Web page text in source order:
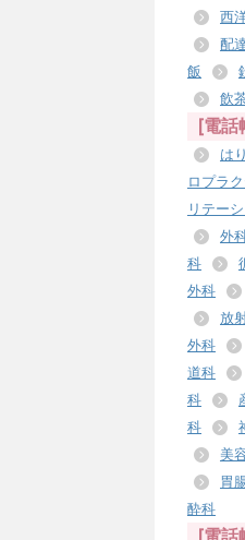
西
配
飯
飲
[電話
は
ロプラ
リテー
外
科
外科
放
外科
道科
科
科
美
胃
酔科